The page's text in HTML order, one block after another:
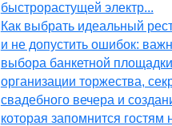
быстрорастущей электр...
Как выбрать идеальный
и не допустить ошибок:
выбора банкетной
организации торжества,
свадебного вечера и
которая запомнится гостям